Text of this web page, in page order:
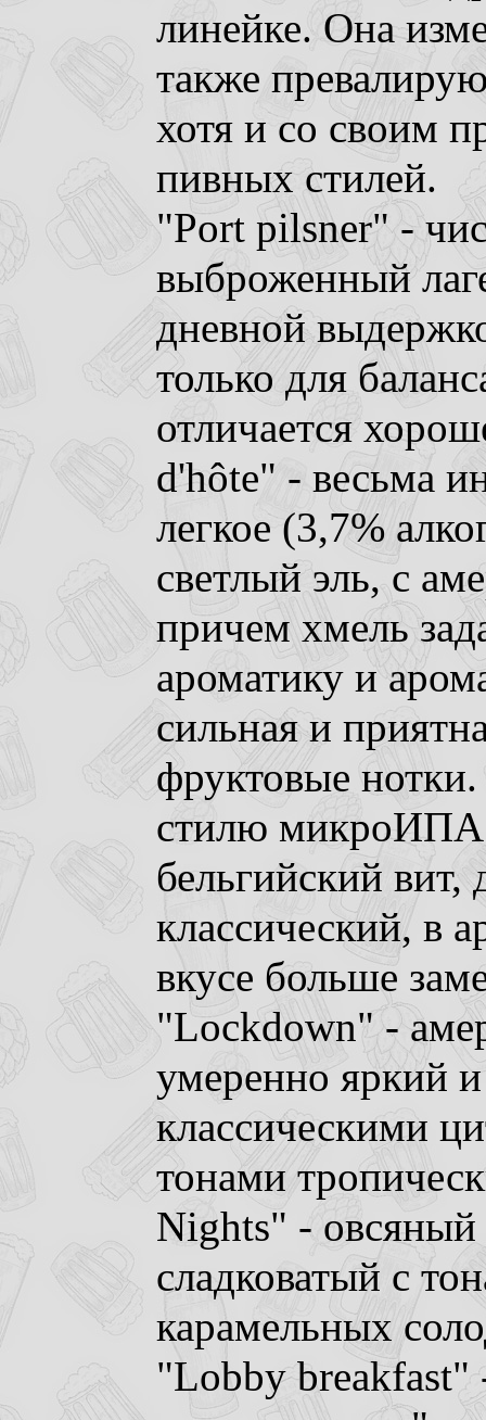
линейке. Она
также
хотя и со своим
пивных стилей.
"Port pilsner" -
выброженный
дневной
только для
отличается
d'hôte" - весьма
легкое (3,7%
светлый эль, с
причем хмель
ароматику и
сильная и
фруктовые
стилю
бельгийский вит,
классический, в
вкусе больше
"Lockdown" -
умеренно яркий
классическими
тонами
Nights" - овсяный
сладковатый с
карамельных
"Lobby breakfast"